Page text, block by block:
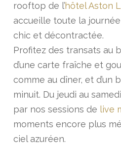
rooftop de l’hôtel Aston
accueille toute la
chic et décontractée.
Profitez des transats au
d’une carte fraîche et
comme au dîner, et d’un
minuit. Du jeudi au
par nos sessions de live
moments encore plus
ciel azuréen.